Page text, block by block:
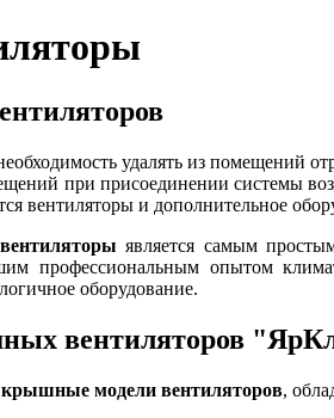
удалять из помещений
при присоединении системы
вентиляторы и дополнительное
является самым
профессиональным опытом
оборудование.
вентиляторов
крышные модели вентиляторов,